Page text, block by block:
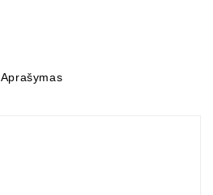
Aprašymas